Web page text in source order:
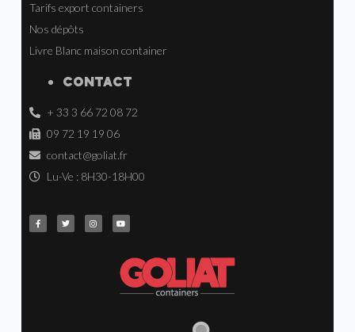
Tarifs export containers
Nos dépôts
Livre Blanc maison container
CONTACT
+ 33 3 66 72 08 72
09 72 19 19 06
contact@goliat.fr
Lu-Ve : 8H30-18H00